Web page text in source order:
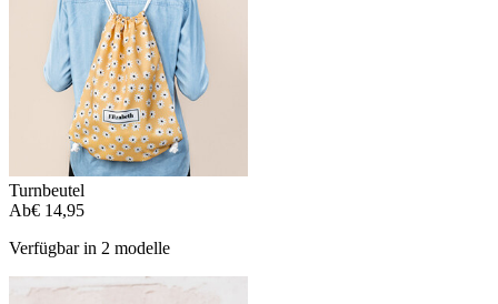
Turnbeutel
Ab€ 14,95
Verfügbar in 2 modelle